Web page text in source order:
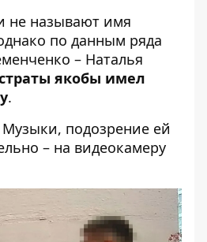
не называют имя
по данным ряда
– Наталья
якобы имел
.
Музыки, подозрение ей
– на видеокамеру